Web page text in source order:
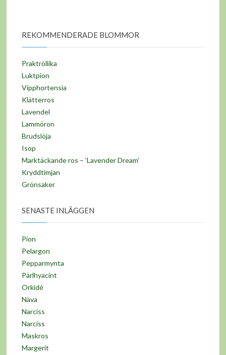
REKOMMENDERADE BLOMMOR
Praktröllika
Luktpion
Vipphortensia
Klätterros
Lavendel
Lammöron
Brudslöja
Isop
Marktäckande ros – ’Lavender Dream’
Kryddtimjan
Grönsaker
SENASTE INLÄGGEN
Pion
Pelargon
Pepparmynta
Pärlhyacint
Orkidé
Näva
Narciss
Narciss
Maskros
Margerit